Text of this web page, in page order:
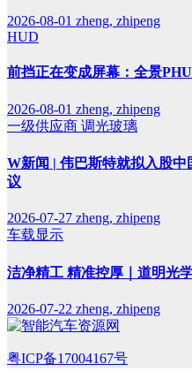
2026-08-01 zheng, zhipeng
HUD
前挡正在变成屏幕：全景
2026-08-01 zheng, zhipeng
一级供应商 调光玻璃
W新闻 | 伟巴斯特就拟入股
议
2026-07-27 zheng, zhipeng
车载显示
洁净精工 精准控厚｜道明光
2026-07-22 zheng, zhipeng
粤ICP备17004167号